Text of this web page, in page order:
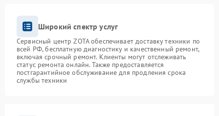
Широкий спектр услуг
Сервисный центр ZOTA обеспечивает доставку техники по
всей РФ, бесплатную диагностику и качественный ремонт,
включая срочный ремонт. Клиенты могут отслеживать
статус ремонта онлайн. Также предоставляется
постгарантийное обслуживание для продления срока
службы техники